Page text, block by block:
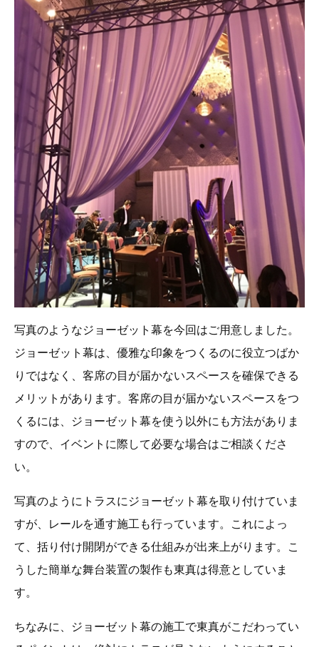
写真のようなジョーゼット幕を今回はご用意しました。
ジョーゼット幕は、優雅な印象をつくるのに役立つばか
りではなく、客席の目が届かないスペースを確保できる
メリットがあります。客席の目が届かないスペースをつ
くるには、ジョーゼット幕を使う以外にも方法がありま
すので、イベントに際して必要な場合はご相談くださ
い。
写真のようにトラスにジョーゼット幕を取り付けていま
すが、レールを通す施工も行っています。これによっ
て、括り付け開閉ができる仕組みが出来上がります。こ
うした簡単な舞台装置の製作も東真は得意としていま
す。
ちなみに、ジョーゼット幕の施工で東真がこだわってい